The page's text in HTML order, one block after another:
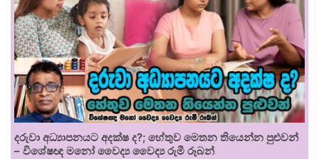
දරුවා අධ්‍යාපනයට අදක්ෂ ද?; හේතුව මෙතන තියෙන්න පුළුවන්
– විශේෂඥ මනෝ වෛද්‍ය වෛද්‍ය රුමී රූබන්